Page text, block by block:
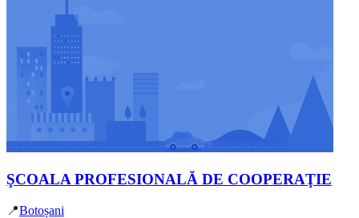
ŞCOALA PROFESIONALĂ DE COOPERAŢIE
📍Botoșani